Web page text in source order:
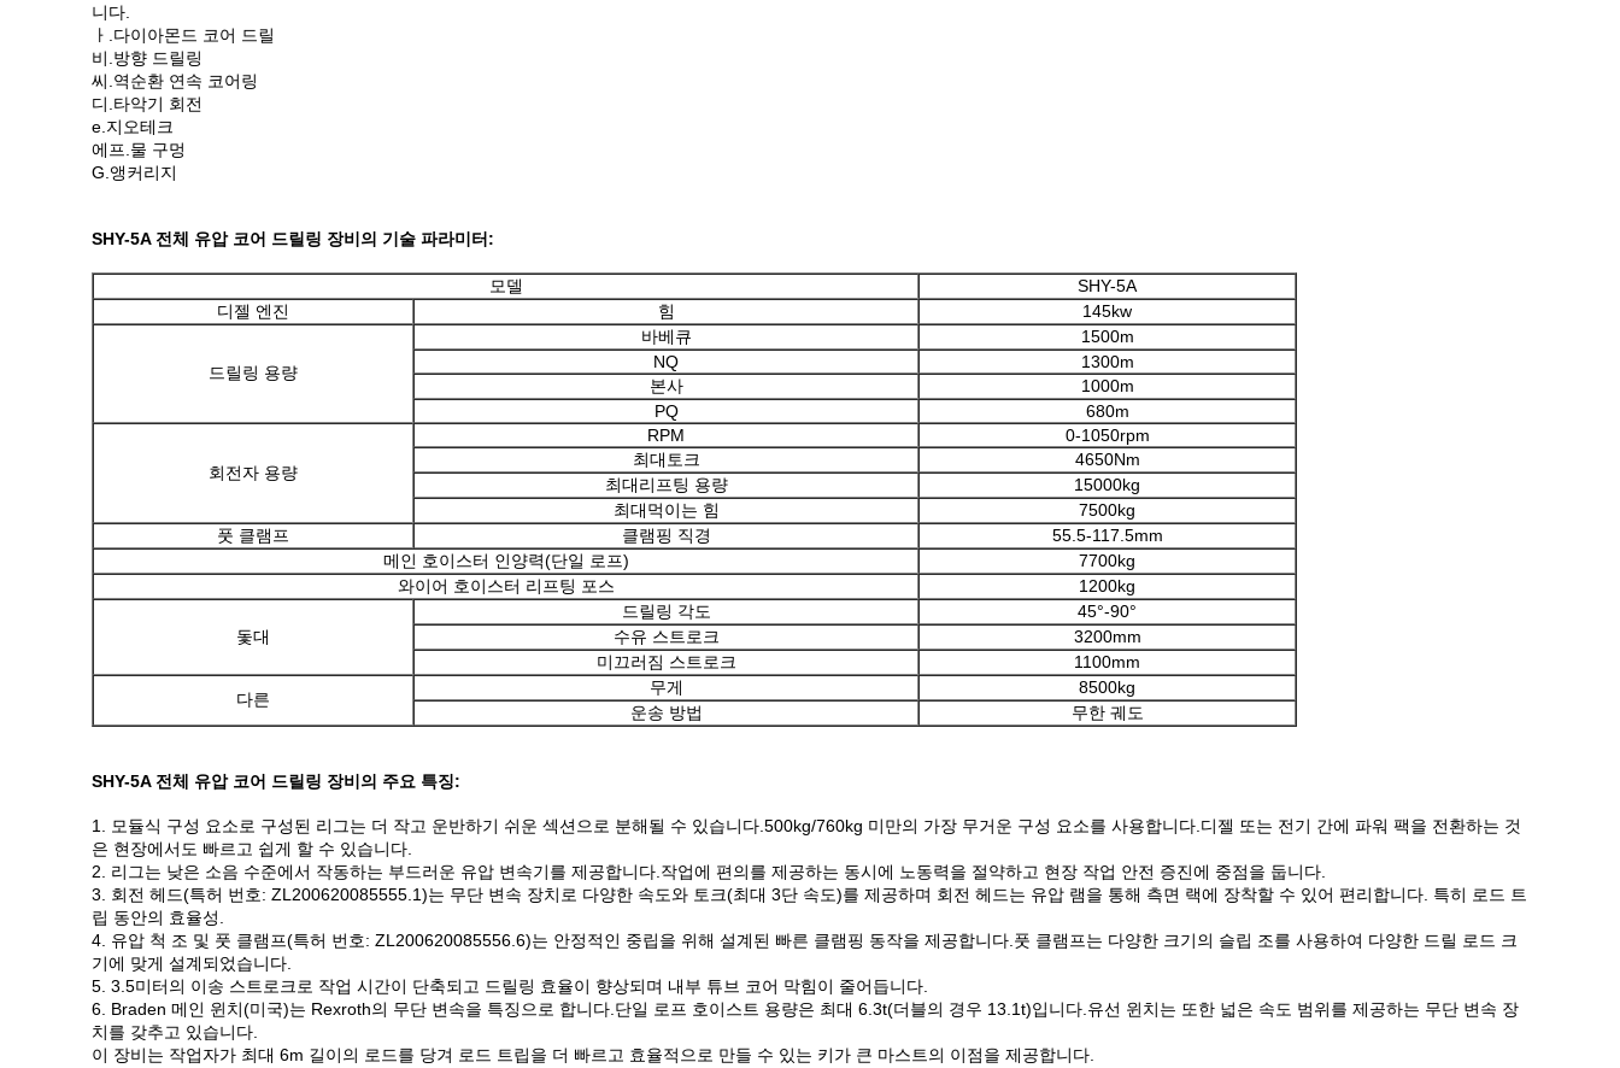
니다.
ㅏ.다이아몬드 코어 드릴
비.방향 드릴링
씨.역순환 연속 코어링
디.타악기 회전
e.지오테크
에프.물 구멍
G.앵커리지
SHY-5A 전체 유압 코어 드릴링 장비의 기술 파라미터:
모델
SHY-5A
디젤 엔진
힘 145kw
드릴링 용량
바베큐
1500m
NQ
1300m
본사
1000m
PQ
680m
회전자 용량
RPM
0-1050rpm
최대토크
4650Nm
최대리프팅 용량
15000kg
최대먹이는 힘
7500kg
풋 클램프
클램핑 직경
55.5-117.5mm
메인 호이스터 인양력(단일 로프)
7700kg
와이어 호이스터 리프팅 포스
1200kg
돛대
드릴링 각도
45°-90°
수유 스트로크
3200mm
미끄러짐 스트로크
1100mm
다른
무게
8500kg
운송 방법
무한 궤도
SHY-5A 전체 유압 코어 드릴링 장비의 주요 특징:
1. 모듈식 구성 요소로 구성된 리그는 더 작고 운반하기 쉬운 섹션으로 분해될 수 있습니다.500kg/760kg 미만의 가장 무거운 구성 요소를 사용합니다.디젤 또는 전기 간에 파워 팩을 전환하는 것
은 현장에서도 빠르고 쉽게 할 수 있습니다.
2. 리그는 낮은 소음 수준에서 작동하는 부드러운 유압 변속기를 제공합니다.작업에 편의를 제공하는 동시에 노동력을 절약하고 현장 작업 안전 증진에 중점을 둡니다.
3. 회전 헤드(특허 번호: ZL200620085555.1)는 무단 변속 장치로 다양한 속도와 토크(최대 3단 속도)를 제공하며 회전 헤드는 유압 램을 통해 측면 랙에 장착할 수 있어 편리합니다. 특히 로드 트
립 동안의 효율성.
4. 유압 척 조 및 풋 클램프(특허 번호: ZL200620085556.6)는 안정적인 중립을 위해 설계된 빠른 클램핑 동작을 제공합니다.풋 클램프는 다양한 크기의 슬립 조를 사용하여 다양한 드릴 로드 크
기에 맞게 설계되었습니다.
5. 3.5미터의 이송 스트로크로 작업 시간이 단축되고 드릴링 효율이 향상되며 내부 튜브 코어 막힘이 줄어듭니다.
6. Braden 메인 윈치(미국)는 Rexroth의 무단 변속을 특징으로 합니다.단일 로프 호이스트 용량은 최대 6.3t(더블의 경우 13.1t)입니다.유선 윈치는 또한 넓은 속도 범위를 제공하는 무단 변속 장
치를 갖추고 있습니다.
이 장비는 작업자가 최대 6m 길이의 로드를 당겨 로드 트립을 더 빠르고 효율적으로 만들 수 있는 키가 큰 마스트의 이점을 제공합니다.